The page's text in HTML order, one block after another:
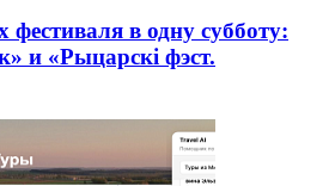
фестиваля в одну субботу:
и «Рыцарскі фэст.